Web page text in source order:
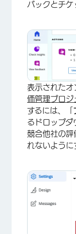
バックとチケ
表示されたオ
価管理プロジ
するには、「
るドロップダ
競合他社の評
れないように